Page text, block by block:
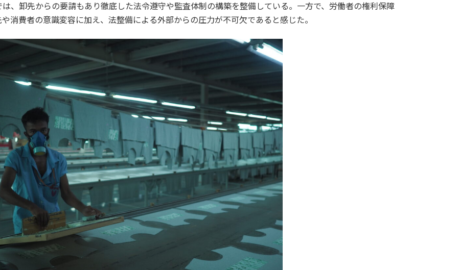
、卸先からの要請もあり徹底した法令遵守や監査体制の構築を整備している。一方で、労働者の権利保障
消費者の意識変容に加え、法整備による外部からの圧力が不可欠であると感じた。